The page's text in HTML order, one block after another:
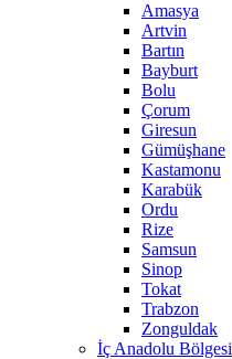
Amasya
Artvin
Bartın
Bayburt
Bolu
Çorum
Giresun
Gümüşhane
Kastamonu
Karabük
Ordu
Rize
Samsun
Sinop
Tokat
Trabzon
Zonguldak
İç Anadolu Bölgesi